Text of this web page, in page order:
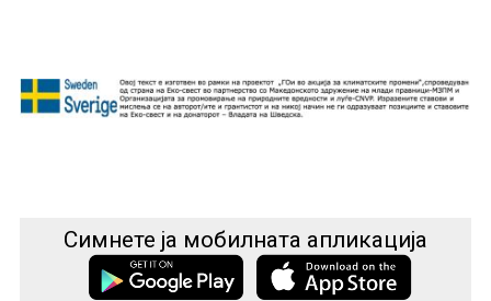
Симнете ја мобилната апликација